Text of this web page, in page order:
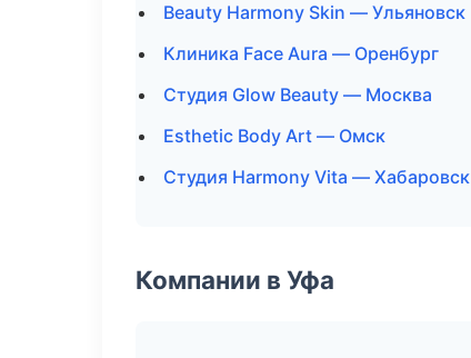
Beauty Harmony Skin — Ульяновск
Клиника Face Aura — Оренбург
Студия Glow Beauty — Москва
Esthetic Body Art — Омск
Студия Harmony Vita — Хабаровск
Компании в Уфа